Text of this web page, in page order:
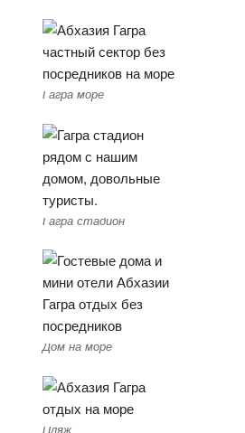
Гагра море
Гагра стадион
Дом на море
Пляж